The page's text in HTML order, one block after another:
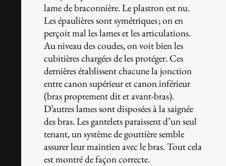
lame de braconnière. Le plastron est nu.
Les épaulières sont symétriques ; on en
perçoit mal les lames et les articulations.
Au niveau des coudes, on voit bien les
cubitières chargées de les protéger. Ces
dernières établissent chacune la jonction
entre canon supérieur et canon inférieur
(bras proprement dit et avant-bras).
D’autres lames sont disposées à la saignée
des bras. Les gantelets paraissent d’un seul
tenant, un système de gouttière semble
assurer leur maintien avec le bras. Tout cela
est montré de façon correcte.